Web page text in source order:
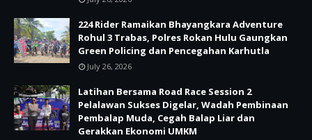
224 Rider Ramaikan Bhayangkara Adventure
Rohul 3 Trabas, Polres Rokan Hulu Gaungkan
Green Policing dan Pencegahan Karhutla
July 26, 2026
Latihan Bersama Road Race Session 2
Pelalawan Sukses Digelar, Wadah Pembinaan
Pembalap Muda, Cegah Balap Liar dan
Gerakkan Ekonomi UMKM